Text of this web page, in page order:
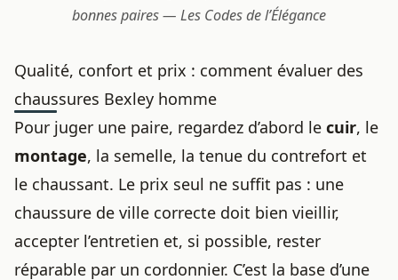
bonnes paires — Les Codes de l’Élégance
Qualité, confort et prix : comment évaluer des
chaussures Bexley homme
Pour juger une paire, regardez d’abord le cuir, le
montage, la semelle, la tenue du contrefort et
le chaussant. Le prix seul ne suffit pas : une
chaussure de ville correcte doit bien vieillir,
accepter l’entretien et, si possible, rester
réparable par un cordonnier. C’est la base d’une